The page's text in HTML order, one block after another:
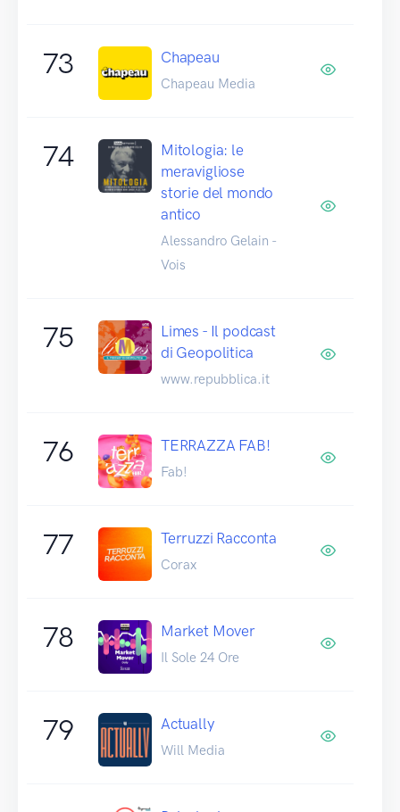
73 Chapeau
Chapeau Media
74
Mitologia: le
meravigliose
storie del mondo
antico
Alessandro Gelain -
Vois
75
Limes - Il podcast
di Geopolitica
www.repubblica.it
76 TERRAZZA FAB!
Fab!
77 Terruzzi Racconta
Corax
78 Market Mover
Il Sole 24 Ore
79 Actually
Will Media